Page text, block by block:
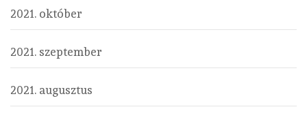
2021. október
2021. szeptember
2021. augusztus